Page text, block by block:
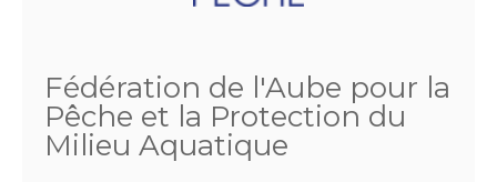
Fédération de l'Aube pour la
Pêche et la Protection du
Milieu Aquatique